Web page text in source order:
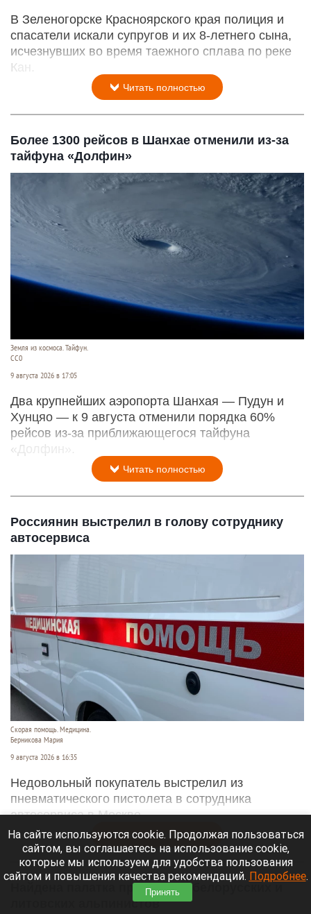
В Зеленогорске Красноярского края полиция и
спасатели искали супругов и их 8-летнего сына,
исчезнувших во время таежного сплава по реке
Кан.
Читать полностью
Более 1300 рейсов в Шанхае отменили из-за
тайфуна «Долфин»
Земля из космоса. Тайфун.
СС0
9 августа 2026 в 17:05
Два крупнейших аэропорта Шанхая — Пудун и
Хунцяо — к 9 августа отменили порядка 60%
рейсов из-за приближающегося тайфуна
«Долфин».
Читать полностью
Россиянин выстрелил в голову сотруднику
автосервиса
Скорая помощь. Медицина.
Берникова Мария
9 августа 2026 в 16:35
Недовольный покупатель выстрелил из
пневматического пистолета в сотрудника
автосервиса в Москве.
Читать полностью
Найдена палатка пропавших белорусских и
литовских альпинистов
На сайте используются cookie. Продолжая пользоваться
сайтом, вы соглашаетесь на использование cookie,
которые мы используем для удобства пользования
сайтом и повышения качества рекомендаций. Подробнее.
Принять